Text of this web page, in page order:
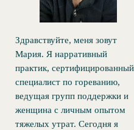
Здравствуйте, меня зовут
Мария. Я нарративный
практик, сертифицированный
специалист по гореванию,
ведущая групп поддержки и
женщина с личным опытом
тяжелых утрат. Сегодня я